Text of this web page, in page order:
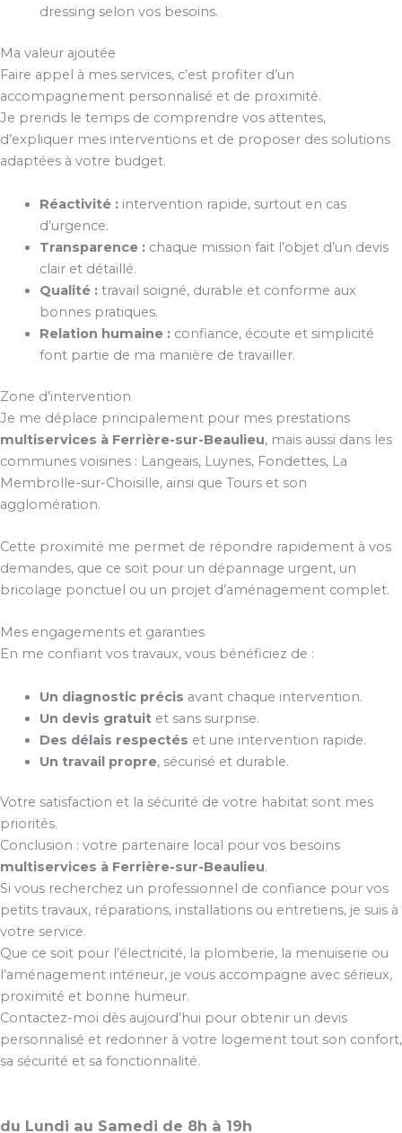
dressing selon vos besoins.
Ma valeur ajoutée
Faire appel à mes services, c’est profiter d’un
accompagnement personnalisé et de proximité.
Je prends le temps de comprendre vos attentes,
d’expliquer mes interventions et de proposer des solutions
adaptées à votre budget.
Réactivité :intervention rapide, surtout en cas
d’urgence.
Transparence :chaque mission fait l’objet d’un devis
clair et détaillé.
Qualité :travail soigné, durable et conforme aux
bonnes pratiques.
Relation humaine :confiance, écoute et simplicité
font partie de ma manière de travailler.
Zone d’intervention
Je me déplace principalement pour mes prestations
multiservices à Ferrière-sur-Beaulieu, mais aussi dans les
communes voisines : Langeais, Luynes, Fondettes, La
Membrolle-sur-Choisille, ainsi que Tours et son
agglomération.
Cette proximité me permet de répondre rapidement à vos
demandes, que ce soit pour un dépannage urgent, un
bricolage ponctuel ou un projet d’aménagement complet.
Mes engagements et garanties
En me confiant vos travaux, vous bénéficiez de :
Un diagnostic précis avant chaque intervention.
Un devis gratuitet sans surprise.
Des délais respectés et une intervention rapide.
Un travail propre, sécurisé et durable.
Votre satisfaction et la sécurité de votre habitat sont mes
priorités.
Conclusion : votre partenaire local pour vos besoins
multiservices à Ferrière-sur-Beaulieu.
Si vous recherchez un professionnel de confiance pour vos
petits travaux, réparations, installations ou entretiens, je suis à
votre service.
Que ce soit pour l’électricité, la plomberie, la menuiserie ou
l’aménagement intérieur, je vous accompagne avec sérieux,
proximité et bonne humeur.
Contactez-moi dès aujourd’hui pour obtenir un devis
personnalisé et redonner à votre logement tout son confort,
sa sécurité et sa fonctionnalité.
du Lundi au Samedi de 8h à 19h